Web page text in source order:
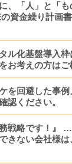
、「人」と「
資金繰り計画
ル化基盤導入
お考えの方はご
を回避した事
認ください。
戦略です！』
きない会社様